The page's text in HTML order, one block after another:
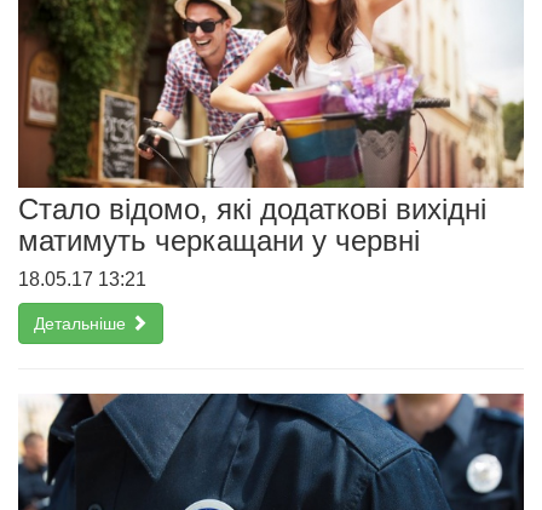
Стало відомо, які додаткові вихідні
матимуть черкащани у червні
18.05.17 13:21
Детальніше